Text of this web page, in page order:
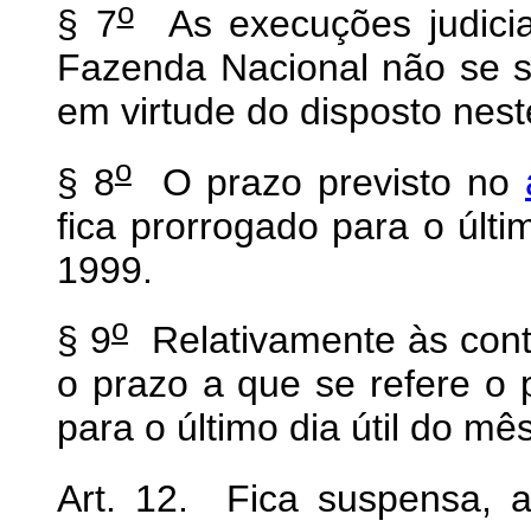
§ 7oAs execuções
Fazenda Nacional não se
em virtude do disposto
§ 8oO prazo previsto no
fica prorrogado para o
1999.
§ 9o Relativamente às
o prazo a que se refere o
para o último dia útil do
Art. 12. Fica suspensa,